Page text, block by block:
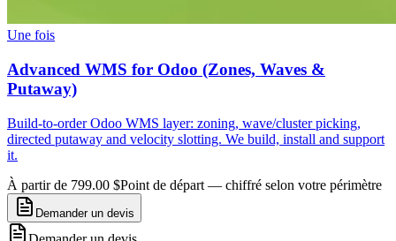
Une fois
Advanced WMS for Odoo (Zones, Waves &
Putaway)
Build-to-order Odoo WMS layer: zoning, wave/cluster picking,
directed putaway and velocity slotting. We build, install and support
it.
À partir de 799.00 $Point de départ — chiffré selon votre périmètre
Demander un devis